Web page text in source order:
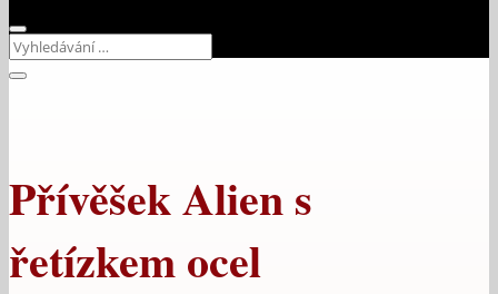
Přívěšek Alien s
řetízkem ocel